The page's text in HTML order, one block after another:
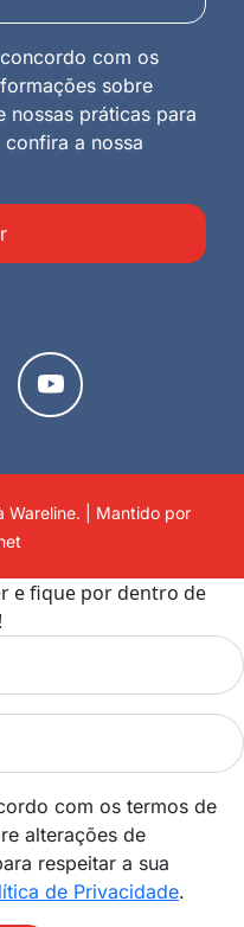
com os
sobre
nossas práticas para
a nossa
Wareline. | Mantido por
e fique por dentro de
com os termos de
alterações de
respeitar a sua
de Privacidade.